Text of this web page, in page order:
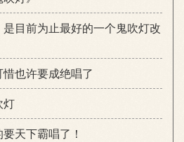
是目前为止最好的一个鬼吹灯改
也许要成绝唱了
灯
天下霸唱了！